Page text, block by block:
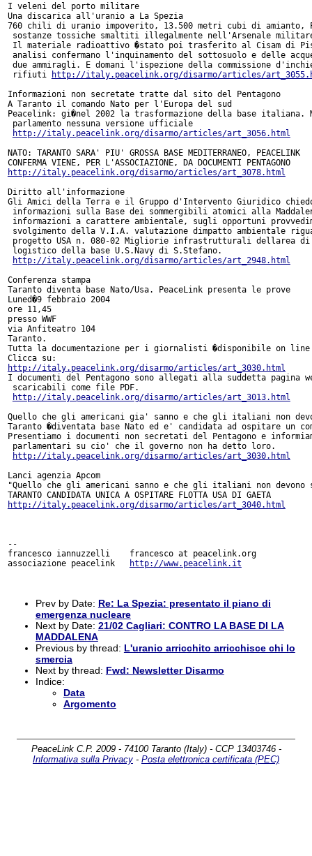
I veleni del porto militare
Una discarica all'uranio a La Spezia
760 chili di uranio impoverito, 13.500 metri cubi di amianto,
sostanze tossiche smaltiti illegalmente nell'Arsenale
Il materiale radioattivo �stato poi trasferito al Cisam di
analisi confermano l'inquinamento del sottosuolo e delle
due ammiragli. E domani l'ispezione della commissione
rifiuti
http://italy.peacelink.org/disarmo/articles/
Informazioni non secretate tratte dal sito del Pentagono
A Taranto il comando Nato per l'Europa del sud
Peacelink: gi�nel 2002 la trasformazione della base italiana.
parlamento nessuna versione ufficiale
http://italy.peacelink.org/disarmo/articles/art_3056.html
NATO: TARANTO SARA' PIU' GROSSA BASE MEDITERRANEO, PEACELINK
CONFERMA VIENE, PER L'ASSOCIAZIONE, DA DOCUMENTI PENTAGONO
http://italy.peacelink.org/disarmo/articles/art_3078.html
Diritto all'informazione
Gli Amici della Terra e il Gruppo d'Intervento Giuridico
informazioni sulla Base dei sommergibili atomici alla
informazioni a carattere ambientale, sugli opportuni
svolgimento della V.I.A. valutazione dimpatto ambientale
progetto USA n. 080-02 Migliorie infrastrutturali dellarea di
logistico della base U.S.Navy di S.Stefano.
http://italy.peacelink.org/disarmo/articles/art_2948.html
Conferenza stampa
Taranto diventa base Nato/Usa. PeaceLink presenta le prove
Luned�9 febbraio 2004
ore 11,45
presso WWF
via Anfiteatro 104
Taranto.
Tutta la documentazione per i giornalisti �disponibile on line
http://italy.peacelink.org/disarmo/articles/art_3030.html
I documenti del Pentagono sono allegati alla suddetta pagina
scaricabili come file PDF.
http://italy.peacelink.org/disarmo/articles/art_3013.html
Quello che gli americani gia' sanno e che gli italiani non
Taranto �diventata base Nato ed e' candidata ad ospitare un
Presentiamo i documenti non secretati del Pentagono e
parlamentari su cio' che il governo non ha detto loro.
http://italy.peacelink.org/disarmo/articles/art_3030.html
Lanci agenzia Apcom
"Quello che gli americani sanno e che gli italiani non devono
TARANTO CANDIDATA UNICA A OSPITARE FLOTTA USA DI GAETA
http://italy.peacelink.org/disarmo/articles/art_3040.html
--
francesco iannuzzelli    francesco at peacelink.org
associazione peacelink
http://www.peacelink.it
Prev by Date: Re: La Spezia: presentato il piano di
emergenza nucleare
Next by Date: 21/02 Cagliari: CONTRO LA BASE DI LA
MADDALENA
Previous by thread: L'uranio arricchito arricchisce chi lo
smercia
Next by thread: Fwd: Newsletter Disarmo
Indice:
Data
Argomento
PeaceLink C.P. 2009 - 74100 Taranto (Italy) - CCP 13403746 -
Informativa sulla Privacy - Posta elettronica certificata (PEC)